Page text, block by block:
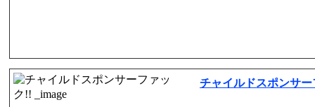
チャイルドスポンサ